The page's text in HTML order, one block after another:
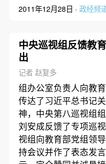
2011年12月28日 · 政经频
中央巡视组反馈教
出
记者 赵复多
组办公室负责人向教
传达了习近平总书记
神，中央第八巡视组
刘安成反馈了专项巡
视组向教育部党组领
持会议并作了表态发